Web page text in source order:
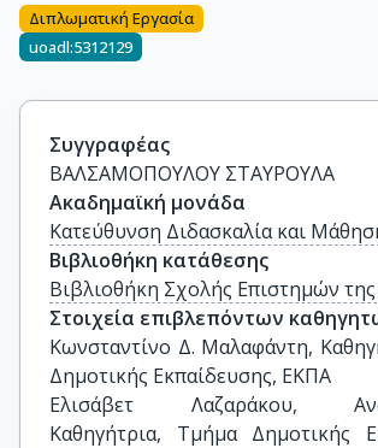
Διπλωματική Εργασία
uoadl:5312129
Συγγραφέας
ΒΑΛΣΑΜΟΠΟΥΛΟΥ ΣΤΑΥΡΟΥΛΑ
Ακαδημαϊκή μονάδα
Κατεύθυνση Διδασκαλία και
Βιβλιοθήκη κατάθεσης
Βιβλιοθήκη Σχολής Επιστημών
Στοιχεία επιβλεπόντων
Κωνσταντίνο Δ. Μαλαφάντη,
Δημοτικής Εκπαίδευσης, ΕΚΠΑ
Ελισάβετ Λαζαράκου,
Καθηγήτρια, Τμήμα Δημοτικής